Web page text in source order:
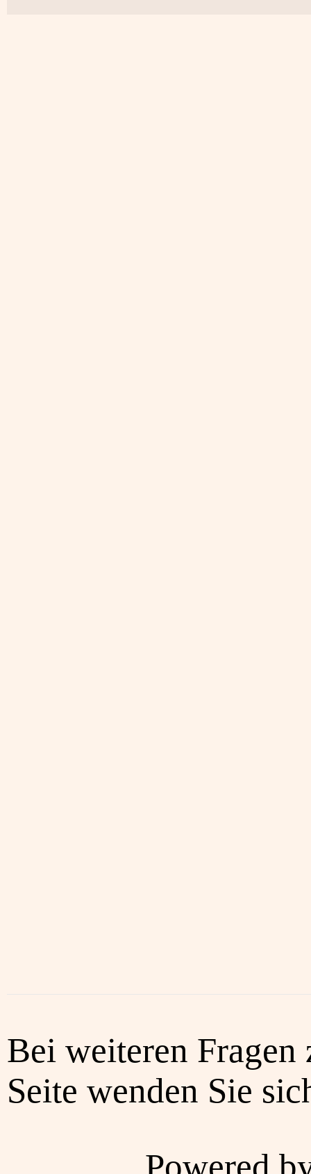
Bei weiteren Fragen
Seite wenden Sie
Powered